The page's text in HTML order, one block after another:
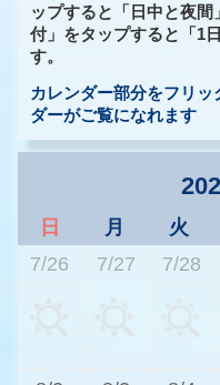
ップすると「日中と夜
付」をタップすると「1
す。
カレンダー部分をフリ
ダーがご覧になれます
日 月 火
7/26
7/27 7/28